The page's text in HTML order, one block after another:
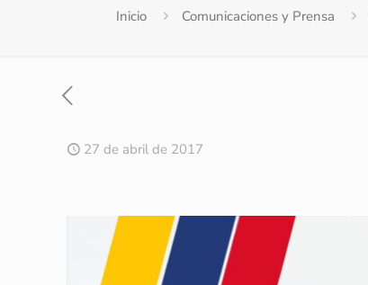
Inicio Comunicaciones y Prensa
27 de abril de 2017